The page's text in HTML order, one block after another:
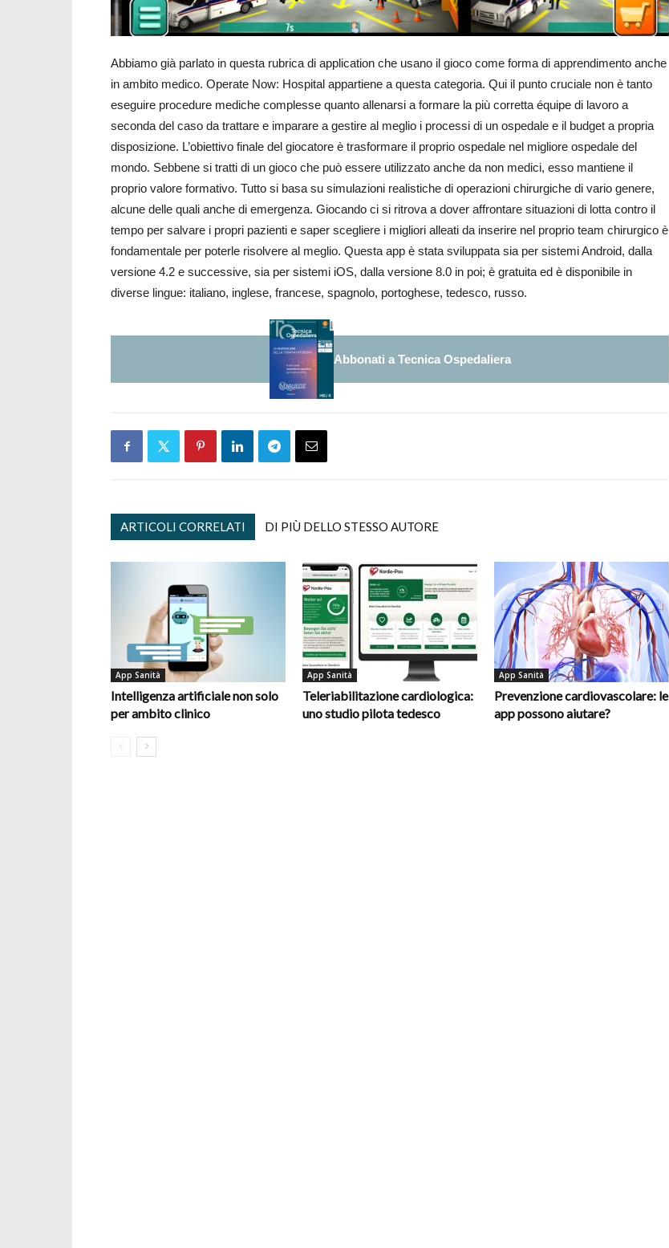
Abbiamo già parlato in questa rubrica di application che usano il gioco come forma di apprendimento anche
in ambito medico. Operate Now: Hospital appartiene a questa categoria. Qui il punto cruciale non è tanto
eseguire procedure mediche complesse quanto allenarsi a formare la più corretta équipe di lavoro a
seconda del caso da trattare e imparare a gestire al meglio i processi di un ospedale e il budget a propria
disposizione. L’obiettivo finale del giocatore è trasformare il proprio ospedale nel migliore ospedale del
mondo. Sebbene si tratti di un gioco che può essere utilizzato anche da non medici, esso mantiene il
proprio valore formativo. Tutto si basa su simulazioni realistiche di operazioni chirurgiche di vario genere,
alcune delle quali anche di emergenza. Giocando ci si ritrova a dover affrontare situazioni di lotta contro il
tempo per salvare i propri pazienti e saper scegliere i migliori alleati da inserire nel proprio team chirurgico è
fondamentale per poterle risolvere al meglio. Questa app è stata sviluppata sia per sistemi Android, dalla
versione 4.2 e successive, sia per sistemi iOS, dalla versione 8.0 in poi; è gratuita ed è disponibile in
diverse lingue: italiano, inglese, francese, spagnolo, portoghese, tedesco, russo.
Abbonati a Tecnica Ospedaliera
ARTICOLI CORRELATI DI PIÙ DELLO STESSO AUTORE
App Sanità
Intelligenza artificiale non solo
per ambito clinico
App Sanità
Teleriabilitazione cardiologica:
uno studio pilota tedesco
App Sanità
Prevenzione cardiovascolare: le
app possono aiutare?